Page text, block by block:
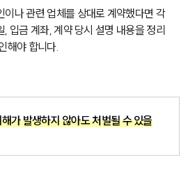
이나 관련 업체를 상대로 계약했다면 각
입금 계좌, 계약 당시 설명 내용을 정리
해야 합니다.
가 발생하지 않아도 처벌될 수 있을